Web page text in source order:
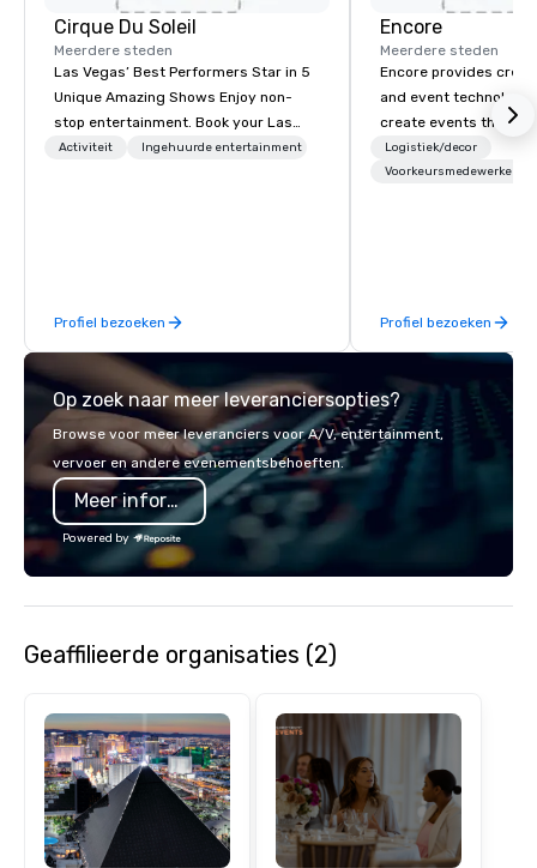
Cirque Du Soleil
Meerdere steden
Las Vegas’ Best Performers Star in 5
Unique Amazing Shows Enjoy non-
stop entertainment. Book your Las
Vegas show tickets.
Activiteit Ingehuurde entertainment
Profiel bezoeken
Encore
Meerdere steden
Encore provides
and event technology
create events that
creates memorable
that engage and
creative, advanced
digital,
in-person events of
Logistiek/decor
Voorkeursmedewerkers
Profiel bezoeken
Op zoek naar meer leveranciersopties?
Browse voor meer leveranciers voor A/V, entertainment,
vervoer en andere evenementsbehoeften.
Meer informatie
Powered by
Geaffilieerde organisaties (2)